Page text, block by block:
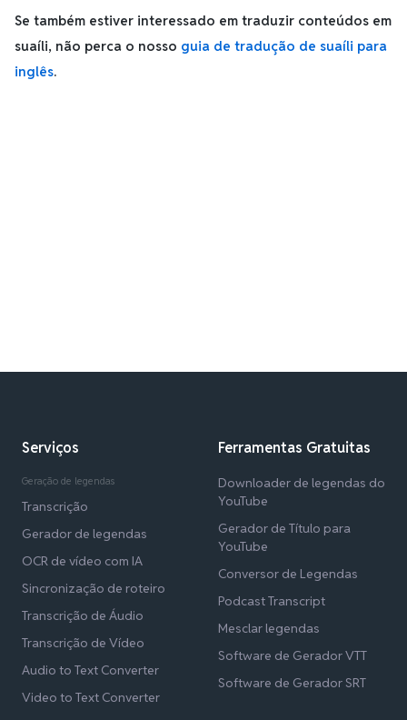
Se também estiver interessado em traduzir conteúdos em
suaíli, não perca o nosso guia de tradução de suaíli para
inglês.
Serviços
Geração de legendas
Transcrição
Gerador de legendas
OCR de vídeo com IA
Sincronização de roteiro
Transcrição de Áudio
Transcrição de Vídeo
Audio to Text Converter
Video to Text Converter
Ferramentas Gratuitas
Downloader de legendas do
YouTube
Gerador de Título para
YouTube
Conversor de Legendas
Podcast Transcript
Mesclar legendas
Software de Gerador VTT
Software de Gerador SRT